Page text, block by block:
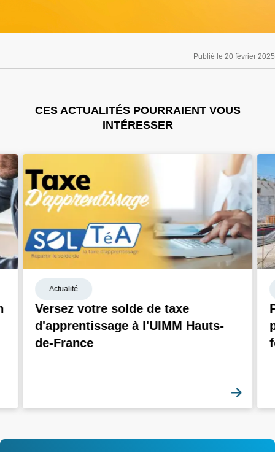
Publié le 20 février 2025
CES ACTUALITÉS POURRAIENT VOUS
INTÉRESSER
Actualité
Versez votre solde de taxe
d'apprentissage à l'UIMM Hauts-
de-France